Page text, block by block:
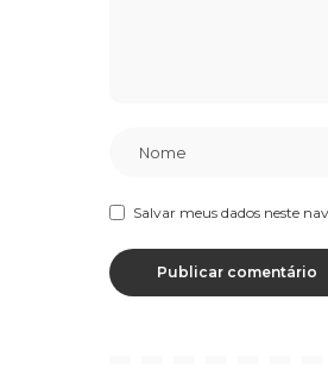
Salvar meus dados neste